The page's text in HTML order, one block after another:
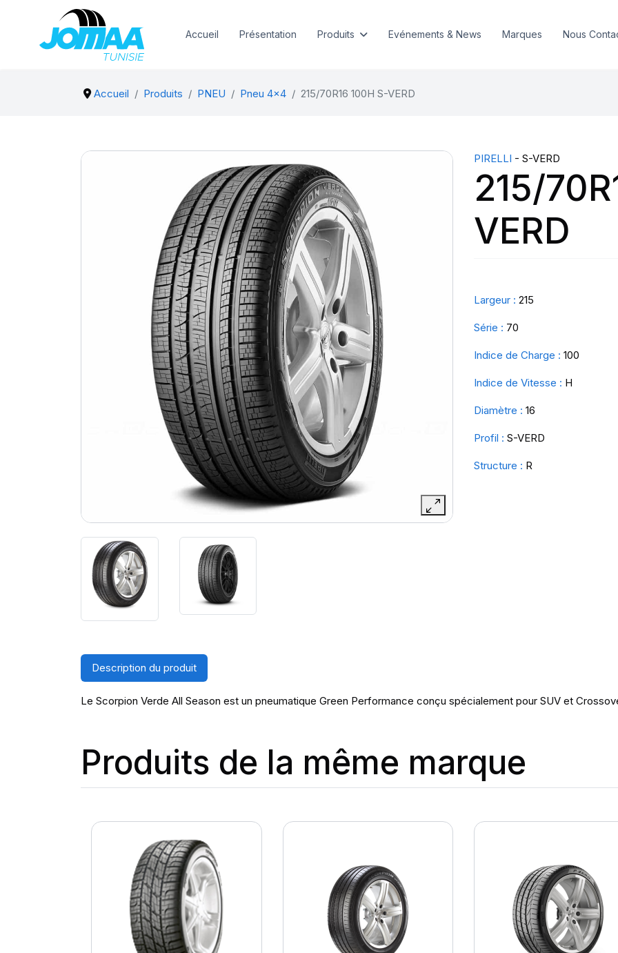
Accueil Présentation Produits Evénements & News Marques Nous
Accueil Produits PNEU Pneu 4x4 215/70R16 100H S-VERD
PIRELLI - S-VERD
215/
VERD
Largeur : 215
Série : 70
Indice de Charge : 100
Indice de Vitesse : H
Diamètre : 16
Profil : S-VERD
Structure : R
Description du produit
Le Scorpion Verde All Season est un pneumatique Green Performance conçu spécialement pour SUV et
Produits de la même marque